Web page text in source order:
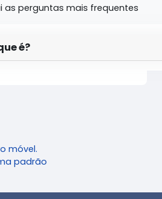
as perguntas mais frequentes
é?
móvel.
padrão